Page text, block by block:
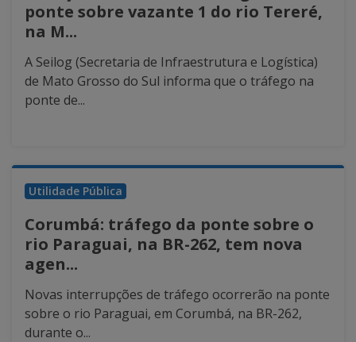
ponte sobre vazante 1 do rio Tereré,
na M...
A Seilog (Secretaria de Infraestrutura e Logística)
de Mato Grosso do Sul informa que o tráfego na
ponte de...
Utilidade Pública
Corumbá: tráfego da ponte sobre o
rio Paraguai, na BR-262, tem nova
agen...
Novas interrupções de tráfego ocorrerão na ponte
sobre o rio Paraguai, em Corumbá, na BR-262,
durante o...